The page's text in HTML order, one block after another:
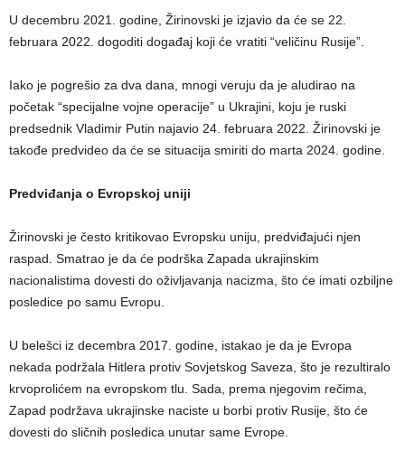
U decembru 2021. godine, Žirinovski je izjavio da će se 22.
februara 2022. dogoditi događaj koji će vratiti “veličinu Rusije”.
Iako je pogrešio za dva dana, mnogi veruju da je aludirao na
početak “specijalne vojne operacije” u Ukrajini, koju je ruski
predsednik Vladimir Putin najavio 24. februara 2022. Žirinovski je
takođe predvideo da će se situacija smiriti do marta 2024. godine.
Predviđanja o Evropskoj uniji
Žirinovski je često kritikovao Evropsku uniju, predviđajući njen
raspad. Smatrao je da će podrška Zapada ukrajinskim
nacionalistima dovesti do oživljavanja nacizma, što će imati ozbiljne
posledice po samu Evropu.
U belešci iz decembra 2017. godine, istakao je da je Evropa
nekada podržala Hitlera protiv Sovjetskog Saveza, što je rezultiralo
krvoprolićem na evropskom tlu. Sada, prema njegovim rečima,
Zapad podržava ukrajinske naciste u borbi protiv Rusije, što će
dovesti do sličnih posledica unutar same Evrope.